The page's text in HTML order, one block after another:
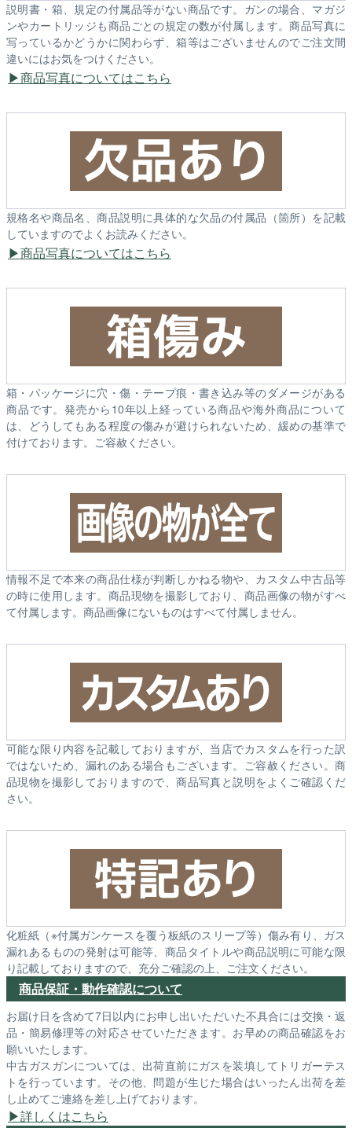
説明書・箱、規定の付属品等がない商品です。ガンの場合、マガジ
ンやカートリッジも商品ごとの規定の数が付属します。商品写真に
写っているかどうかに関わらず、箱等はございませんのでご注文間
違いにはお気をつけください。
商品写真についてはこちら
規格名や商品名、商品説明に具体的な欠品の付属品（箇所）を記載
していますのでよくお読みください。
商品写真についてはこちら
箱・パッケージに穴・傷・テープ痕・書き込み等のダメージがある
商品です。発売から10年以上経っている商品や海外商品について
は、どうしてもある程度の傷みが避けられないため、緩めの基準で
付けております。ご容赦ください。
情報不足で本来の商品仕様が判断しかねる物や、カスタム中古品等
の時に使用します。商品現物を撮影しており、商品画像の物がすべ
て付属します。商品画像にないものはすべて付属しません。
可能な限り内容を記載しておりますが、当店でカスタムを行った訳
ではないため、漏れのある場合もございます。ご容赦ください。商
品現物を撮影しておりますので、商品写真と説明をよくご確認くだ
さい。
化粧紙（※付属ガンケースを覆う板紙のスリーブ等）傷み有り、ガス
漏れあるものの発射は可能等、商品タイトルや商品説明に可能な限
り記載しておりますので、充分ご確認の上、ご注文ください。
商品保証・動作確認について
お届け日を含めて7日以内にお申し出いただいた不具合には交換・返
品・簡易修理等の対応させていただきます。お早めの商品確認をお
願いいたします。
中古ガスガンについては、出荷直前にガスを装填してトリガーテス
トを行っています。その他、問題が生じた場合はいったん出荷を差
し止めてご連絡を差し上げております。
詳しくはこちら